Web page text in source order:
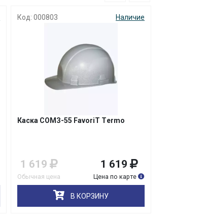
Код: 000803 Наличие
Каска СОМЗ-55 FavoriT Тermo
1 619
Обычная цена
1 619
Цена по карте
В КОРЗИНУ